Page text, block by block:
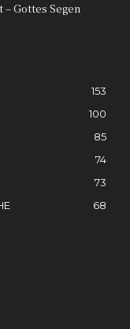
Gottes Segen
153
100
85
74
73
68